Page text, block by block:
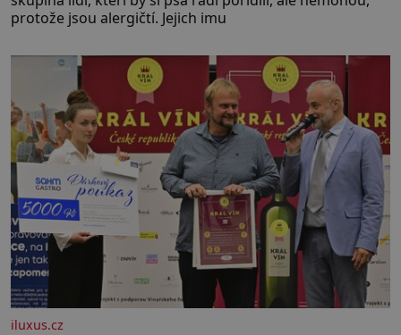
protože jsou alergičtí. Jejich imu
iluxus.cz